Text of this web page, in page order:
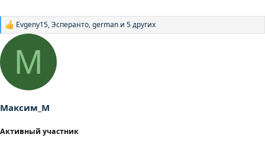
Р
а
и
и
Evgeny15,Эсперанто,german и 5 других
М
Максим_М
Активный участник